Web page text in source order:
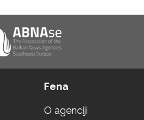
Fena
O agenciji